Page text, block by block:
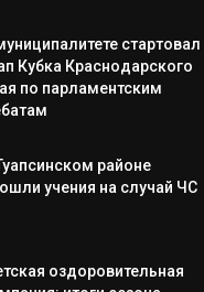
стартовал
Кубка Краснодарского
по парламентским
районе
учения на случай ЧС
оздоровительная